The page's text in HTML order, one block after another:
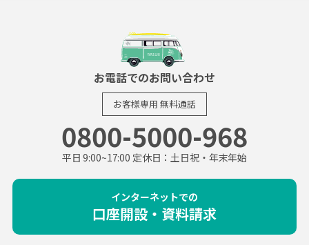
お電話でのお問い合わせ
お客様専用 無料通話
0800-5000-968
平日 9:00~17:00 定休日：土日祝・年末年始
インターネットでの
口座開設・資料請求